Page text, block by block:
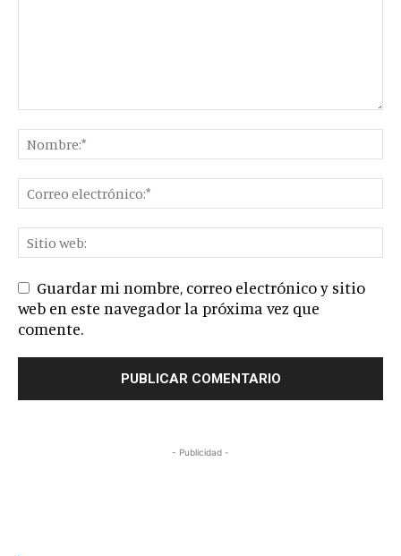
Guardar mi nombre, correo electrónico y sitio
web en este navegador la próxima vez que
comente.
- Publicidad -